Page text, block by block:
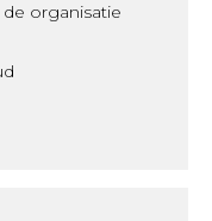
organisatie